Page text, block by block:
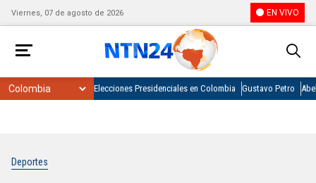
Viernes, 07 de agosto de 2026 EN VIVO
Elecciones Presidenciales en Colombia Gustavo Petro
Deportes